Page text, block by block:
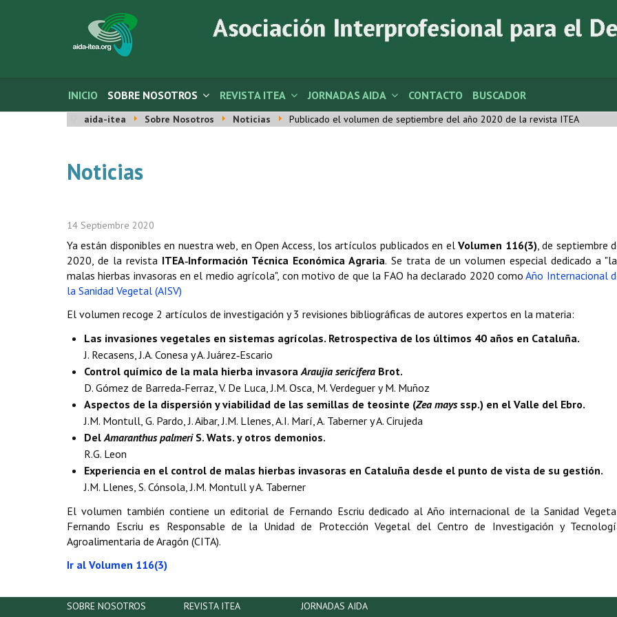
INICIO SOBRE NOSOTROS REVISTA ITEA JORNADAS AIDA CONTACTO BUSCADOR
aida-itea Sobre Nosotros Noticias Publicado el volumen de septiembre del año 2020 de la revista ITEA
Noticias
14 Septiembre 2020
Ya están disponibles en nuestra web, en Open Access, los artículos publicados en elVolumen 116(3), de septiembre
2020, de la revista ITEA‑Información Técnica Económica Agraria. Se trata de un volumen especial dedicado a
malas hierbas invasoras en el medio agrícola", con motivo de que la FAO ha declarado 2020 comoAño Internacional
la Sanidad Vegetal (AISV)
El volumen recoge 2 artículos de investigación y 3 revisiones bibliográficas de autores expertos en la materia:
Las invasiones vegetales en sistemas agrícolas. Retrospectiva de los últimos 40 años en Cataluña.
J. Recasens, J.A. Conesa y A. Juárez‑Escario
Control químico de la mala hierba invasoraAraujia sericifera Brot.
D. Gómez de Barreda‑Ferraz, V. De Luca, J.M. Osca, M. Verdeguer y M. Muñoz
Aspectos de la dispersión y viabilidad de las semillas de teosinte (Zea maysssp.) en el Valle del Ebro.
J.M. Montull, G. Pardo, J. Aibar, J.M. Llenes, A.I. Marí, A. Taberner y A. Cirujeda
DelAmaranthus palmeriS. Wats. y otros demonios.
R.G. Leon
Experiencia en el control de malas hierbas invasoras en Cataluña desde el punto de vista de su gestión.
J.M. Llenes, S. Cónsola, J.M. Montull y A. Taberner
El volumen también contiene un editorial de Fernando Escriu dedicado al Año internacional de la Sanidad
Fernando Escriu es Responsable de la Unidad de Protección Vegetal del Centro de Investigación y
Agroalimentaria de Aragón (CITA).
Ir al Volumen 116(3)
SOBRE NOSOTROS
REVISTA ITEA
JORNADAS AIDA